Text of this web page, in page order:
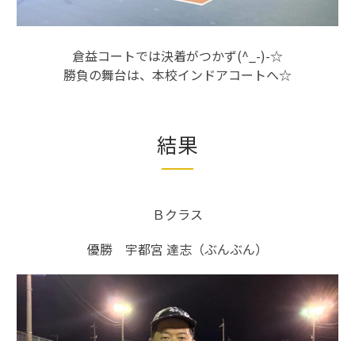
倉益コートでは決着がつかず(^_-)-☆
勝負の舞台は、本校インドアコートへ☆
結果
Ｂクラス
優勝 宇都宮 達志（ぶんぶん）